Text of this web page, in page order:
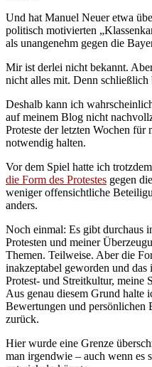
Und hat Manuel Neuer etwa
politisch motivierten
als unangenehm gegen die
Mir ist derlei nicht bekannt.
nicht alles mit. Denn
Deshalb kann ich
auf meinem Blog nicht
Proteste der letzten Wochen
notwendig halten.
Vor dem Spiel hatte ich
die Form des Protestes gegen
weniger offensichtliche
anders.
Noch einmal: Es gibt durchaus
Protesten und meiner
Themen. Teilweise. Aber die
inakzeptabel geworden und
Protest- und Streitkultur, meine
Aus genau diesem Grund halte
Bewertungen und persönlichen
zurück.
Hier wurde eine Grenze
man irgendwie – auch wenn es